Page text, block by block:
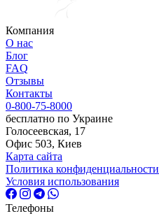
Компания
О нас
Блог
FAQ
Отзывы
Контакты
0-800-75-8000
бесплатно по Украине
Голосеевская, 17
Офис 503, Киев
Карта сайта
Политика конфиденциальности
Условия использования
Телефоны